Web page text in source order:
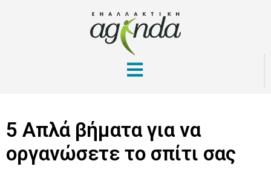
5 Απλά βήματα για να
οργανώσετε το σπίτι σας